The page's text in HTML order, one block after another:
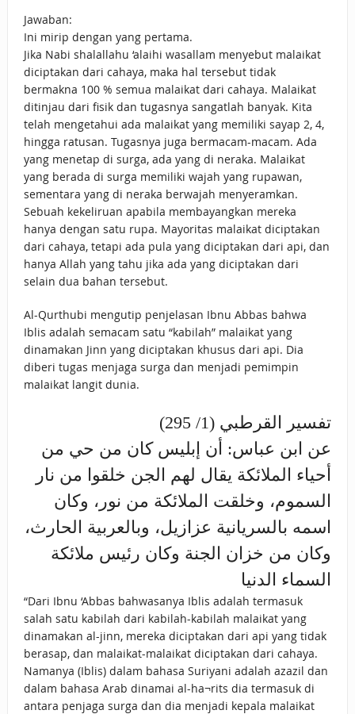
Jawaban:
Ini mirip dengan yang pertama.
Jika Nabi shalallahu ‘alaihi wasallam menyebut malaikat
diciptakan dari cahaya, maka hal tersebut tidak
bermakna 100 % semua malaikat dari cahaya. Malaikat
ditinjau dari fisik dan tugasnya sangatlah banyak. Kita
telah mengetahui ada malaikat yang memiliki sayap 2, 4,
hingga ratusan. Tugasnya juga bermacam-macam. Ada
yang menetap di surga, ada yang di neraka. Malaikat
yang berada di surga memiliki wajah yang rupawan,
sementara yang di neraka berwajah menyeramkan.
Sebuah kekeliruan apabila membayangkan mereka
hanya dengan satu rupa. Mayoritas malaikat diciptakan
dari cahaya, tetapi ada pula yang diciptakan dari api, dan
hanya Allah yang tahu jika ada yang diciptakan dari
selain dua bahan tersebut.
Al-Qurthubi mengutip penjelasan Ibnu Abbas bahwa
Iblis adalah semacam satu “kabilah” malaikat yang
dinamakan Jinn yang diciptakan khusus dari api. Dia
diberi tugas menjaga surga dan menjadi pemimpin
malaikat langit dunia.
تفسير القرطبي (1/ 295)
عن ابن عباس: أن إبليس كان من حي من
أحياء الملائكة يقال لهم الجن خلقوا من نار
السموم، وخلقت الملائكة من نور، وكان
اسمه بالسريانية عزازيل، وبالعربية الحارث،
وكان من خزان الجنة وكان رئيس ملائكة
السماء الدنيا
“Dari Ibnu ‘Abbas bahwasanya Iblis adalah termasuk
salah satu kabilah dari kabilah-kabilah malaikat yang
dinamakan al-jinn, mereka diciptakan dari api yang tidak
berasap, dan malaikat-malaikat diciptakan dari cahaya.
Namanya (Iblis) dalam bahasa Suriyani adalah azazil dan
dalam bahasa Arab dinamai al-ha¬rits dia termasuk di
antara penjaga surga dan dia menjadi kepala malaikat